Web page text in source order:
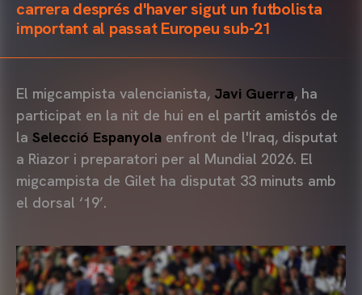
carrera després d'haver sigut un futbolista
important al passat Europeu sub-21
El migcampista valencianista, Javi Guerra, ha
participat en la nit de hui en el partit amistós de
la Selecció Espanyola enfront de l'Iraq, disputat
a Riazor i preparatori per al Mundial 2026. El
migcampista de Gilet ha disputat 33 minuts amb
el dorsal ‘19’.